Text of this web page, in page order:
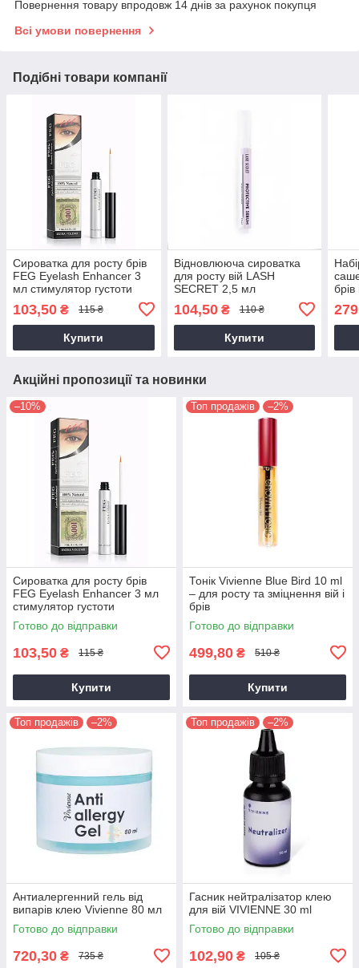
Повернення товару впродовж 14 днів за рахунок покупця
Всі умови повернення
Подібні товари компанії
Сироватка для росту брів
FEG Eyelash Enhancer 3
мл стимулятор густоти
103,50 ₴ 115 ₴
Купити
Відновлююча сироватка
для росту вій LASH
SECRET 2,5 мл
104,50₴ 110 ₴
Купити
брів
Акційні пропозиції та новинки
–10%
Сироватка для росту брів
FEG Eyelash Enhancer 3 мл
стимулятор густоти
Готово до відправки
103,50 ₴ 115 ₴
Купити
Топ продажів –2%
Тонік Vivienne Blue Bird 10 ml
– для росту та зміцнення вій і
брів
Готово до відправки
499,80 ₴ 510 ₴
Купити
Топ продажів –2%
Антиалергенний гель від
випарів клею Vivienne 80 мл
Готово до відправки
720,30 ₴ 735 ₴
Топ продажів –2%
Гасник нейтралізатор клею
для вій VIVIENNE 30 ml
Готово до відправки
102,90 ₴ 105 ₴